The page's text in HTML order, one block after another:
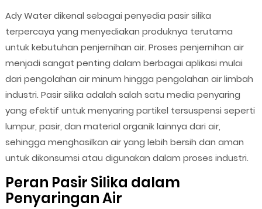
Ady Water dikenal sebagai penyedia pasir silika
terpercaya yang menyediakan produknya terutama
untuk kebutuhan penjernihan air. Proses penjernihan air
menjadi sangat penting dalam berbagai aplikasi mulai
dari pengolahan air minum hingga pengolahan air limbah
industri. Pasir silika adalah salah satu media penyaring
yang efektif untuk menyaring partikel tersuspensi seperti
lumpur, pasir, dan material organik lainnya dari air,
sehingga menghasilkan air yang lebih bersih dan aman
untuk dikonsumsi atau digunakan dalam proses industri.
Peran Pasir Silika dalam
Penyaringan Air